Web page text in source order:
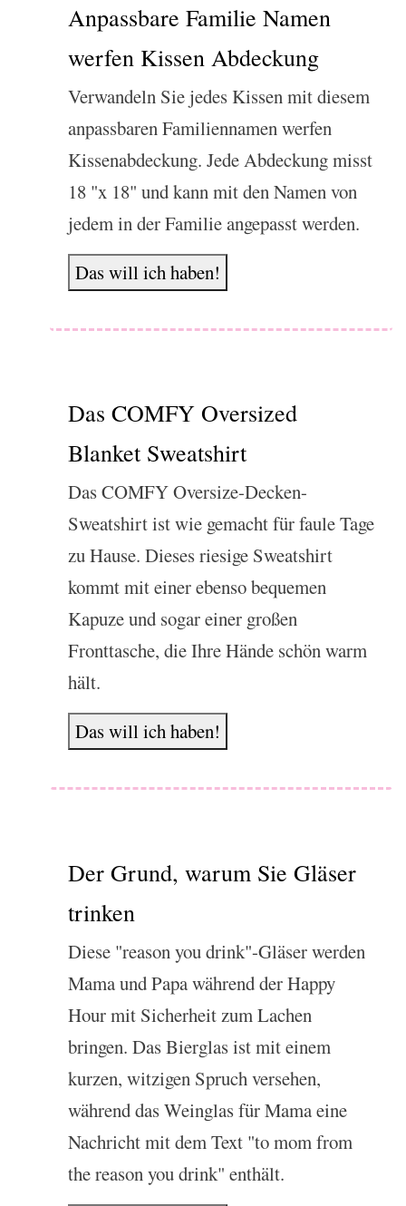
Anpassbare Familie Namen
werfen Kissen Abdeckung
Verwandeln Sie jedes Kissen mit diesem
anpassbaren Familiennamen werfen
Kissenabdeckung. Jede Abdeckung misst
18 "x 18" und kann mit den Namen von
jedem in der Familie angepasst werden.
Das will ich haben!
Das COMFY Oversized
Blanket Sweatshirt
Das COMFY Oversize-Decken-
Sweatshirt ist wie gemacht für faule Tage
zu Hause. Dieses riesige Sweatshirt
kommt mit einer ebenso bequemen
Kapuze und sogar einer großen
Fronttasche, die Ihre Hände schön warm
hält.
Das will ich haben!
Der Grund, warum Sie Gläser
trinken
Diese "reason you drink"-Gläser werden
Mama und Papa während der Happy
Hour mit Sicherheit zum Lachen
bringen. Das Bierglas ist mit einem
kurzen, witzigen Spruch versehen,
während das Weinglas für Mama eine
Nachricht mit dem Text "to mom from
the reason you drink" enthält.